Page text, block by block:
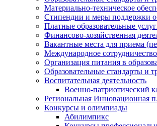
Материально-техническое
Стипендии и меры поддержки
Платные образовательные
Финансово-хозяйственная
Вакантные места для приема
Международное сотрудничество
Организация питания в
Образовательные стандарты и
Воспитательная деятельность
Военно-патриотический
Региональная Инновационная
Конкурсы и олимпиады
Абилимпикс